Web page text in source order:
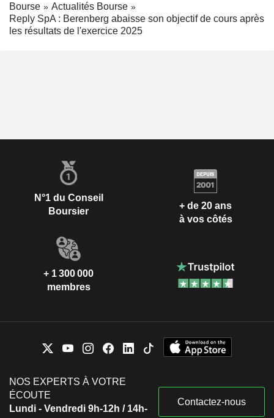
Bourse
Actualités Bourse
Reply SpA : Berenberg abaisse son objectif de cours après
les résultats de l'exercice 2025
N°1 du Conseil
Boursier
+ de 20 ans
à vos côtés
+ 1 300 000
membres
NOS EXPERTS À VOTRE
ÉCOUTE
Lundi - Vendredi 9h-12h / 14h-
Contactez-nous